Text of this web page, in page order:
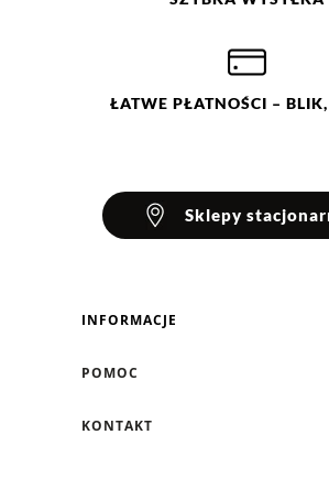
ŁATWE PŁATNOŚCI –
Sklepy
INFORMACJE
Klub Greenpoint
POMOC
KONTAKT